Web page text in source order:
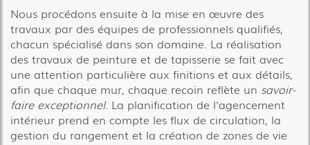
Nous procédons ensuite à la mise en œuvre des
travaux par des équipes de professionnels qualifiés,
chacun spécialisé dans son domaine. La réalisation
des travaux de peinture et de tapisserie se fait avec
une attention particulière aux finitions et aux détails,
afin que chaque mur, chaque recoin reflète un savoir-
faire exceptionnel. La planification de l'agencement
intérieur prend en compte les flux de circulation, la
gestion du rangement et la création de zones de vie